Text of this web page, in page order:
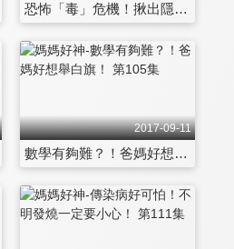
恐怖「毒」危機！揪出隱形殺手？！ 第98集
2017-09-11
數學有夠難？！爸媽好想舉白旗！ 第105集